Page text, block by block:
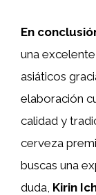
En
una
asiáticos
elaboración
calidad y
cerveza
buscas una
duda, Kirin